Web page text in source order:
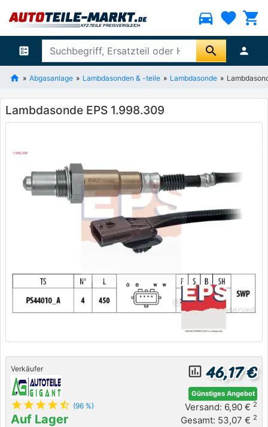
directions_car favorite shopping_cart
ballot search person
Abgasanlage Lambdasonden & -teile Lambdasonde
Lambdasonde EPS 1.998.309
Verkäufer
star star star star star_half (96 %)
Auf Lager
insert_chart_outlined 46,17 €
Günstiges Angebot
Versand: 6,90 € 2
Gesamt: 53,07 € 2